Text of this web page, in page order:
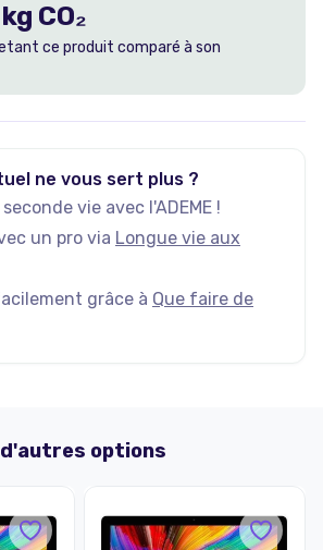
kg CO₂
ce produit comparé à son
ne vous sert plus ?
vie avec l'ADEME !
un pro via Longue vie aux
grâce à Que faire de
options